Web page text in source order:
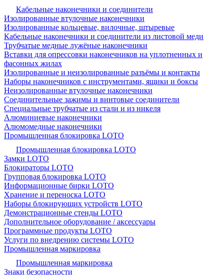
Кабельные наконечники и соединители
Изолированные втулочные наконечники
Изолированные кольцевые, вилочные, штыревые
Кабельные наконечники и соединители из листовой меди
Трубчатые медные лужёные наконечники
Вставки для опрессовки наконечников на уплотненных и
фасонных жилах
Изолированные и неизолированные разъёмы и контакты
Наборы наконечников с инструментами, ящики и боксы
Неизолированные втулочные наконечники
Соединительные зажимы и винтовые соединители
Специальные трубчатые из стали и из никеля
Алюминиевые наконечники
Алюмомедные наконечники
Промышленная блокировка LOTO
Промышленная блокировка LOTO
Замки LOTO
Блокираторы LOTO
Групповая блокировка LOTO
Информационные бирки LOTO
Хранение и переноска LOTO
Наборы блокирующих устройств LOTO
Демонстрационные стенды LOTO
Дополнительное оборудование / аксессуары
Программные продукты LOTO
Услуги по внедрению системы LOTO
Промышленная маркировка
Промышленная маркировка
Знаки безопасности